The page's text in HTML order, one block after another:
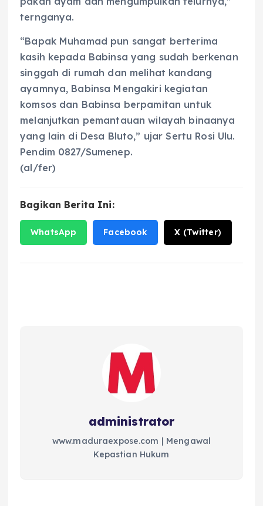
ternganya.
“Bapak Muhamad pun sangat berterima
kasih kepada Babinsa yang sudah berkenan
singgah di rumah dan melihat kandang
ayamnya, Babinsa Mengakiri kegiatan
komsos dan Babinsa berpamitan untuk
melanjutkan pemantauan wilayah binaanya
yang lain di Desa Bluto,” ujar Sertu Rosi Ulu.
Pendim 0827/Sumenep.
(al/fer)
Bagikan Berita Ini:
WhatsApp Facebook X (Twitter)
administrator
www.maduraexpose.com | Mengawal
Kepastian Hukum